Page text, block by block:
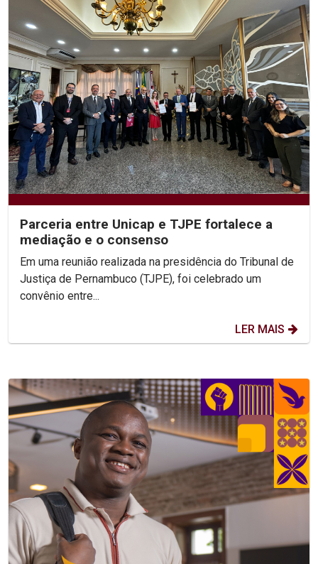
Parceria entre Unicap e TJPE fortalece a
mediação e o consenso
Em uma reunião realizada na presidência do Tribunal de
Justiça de Pernambuco (TJPE), foi celebrado um
convênio entre...
LER MAIS